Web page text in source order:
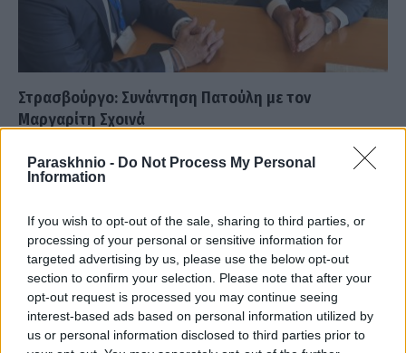
Paraskhnio - Do Not Process My Personal
Information
If you wish to opt-out of the sale, sharing to third parties, or
processing of your personal or sensitive information for
targeted advertising by us, please use the below opt-out
section to confirm your selection. Please note that after your
opt-out request is processed you may continue seeing
interest-based ads based on personal information utilized by
us or personal information disclosed to third parties prior to
Στρασβούργο: Συνάντηση Πατούλη με τον
Μαργαρίτη Σχοινά
Σημαντικά θέματα που απασχολούν τις χώρες μέλη της
βρέθηκαν στο επίκεντρο της σημερινής…